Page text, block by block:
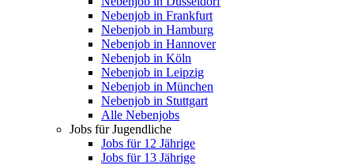
Nebenjob in Frankfurt
Nebenjob in Hamburg
Nebenjob in Hannover
Nebenjob in Köln
Nebenjob in Leipzig
Nebenjob in München
Nebenjob in Stuttgart
Alle Nebenjobs
Jobs für Jugendliche
Jobs für 12 Jährige
Jobs für 13 Jährige